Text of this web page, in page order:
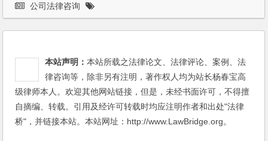
公司法律咨询
本站声明：本站所载之法律论文、法律评论、案例、法
律咨询等，除非另有注明，著作权人均为站长杨春宝高
级律师本人。欢迎其他网站链接，但是，未经书面许可，不得擅
自摘编、转载。引用及经许可转载时均应注明作者和出处"法律
桥"，并链接本站。本站网址：http://www.LawBridge.org。